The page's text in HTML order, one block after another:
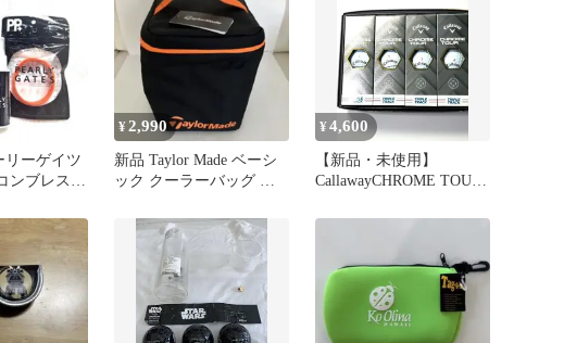
ーゲイツ
ンブレス2
¥2,990
新品 Taylor Made ベーシ
ック クーラーバッグ テ
¥4,600
【新品・未使用】
CallawayCHROME TOUR